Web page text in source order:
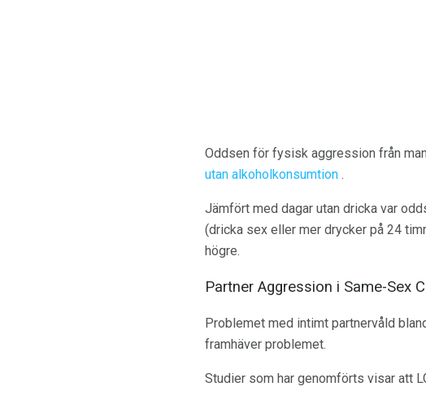
Oddsen för fysisk aggression från
utan alkoholkonsumtion .
Jämfört med dagar utan dricka var
(dricka sex eller mer drycker på 24
högre.
Partner Aggression i Same-Sex
Problemet med intimt partnervåld
framhäver problemet.
Studier som har genomförts visar att